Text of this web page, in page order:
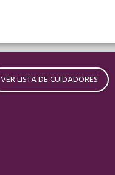
VER LISTA DE CUIDADORES